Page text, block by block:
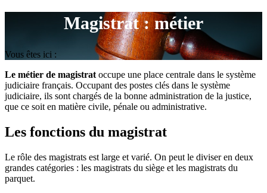
Magistrat : métier
Vous êtes ici :
Le métier de magistrat occupe une place centrale dans le système
judiciaire français. Occupant des postes clés dans le système
judiciaire, ils sont chargés de la bonne administration de la justice,
que ce soit en matière civile, pénale ou administrative.
Les fonctions du magistrat
Le rôle des magistrats est large et varié. On peut le diviser en deux
grandes catégories : les magistrats du siège et les magistrats du
parquet.